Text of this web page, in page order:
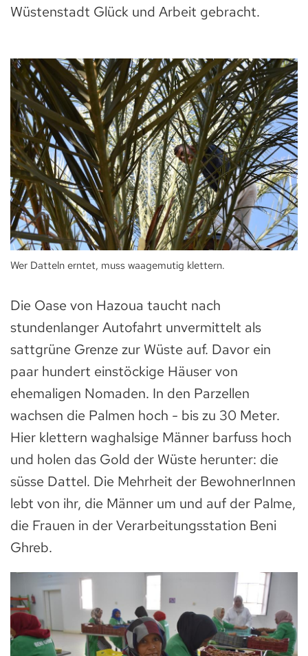
Wüstenstadt Glück und Arbeit gebracht.
Wer Datteln erntet, muss waagemutig klettern.
Die Oase von Hazoua taucht nach
stundenlanger Autofahrt unvermittelt als
sattgrüne Grenze zur Wüste auf. Davor ein
paar hundert einstöckige Häuser von
ehemaligen Nomaden. In den Parzellen
wachsen die Palmen hoch - bis zu 30 Meter.
Hier klettern waghalsige Männer barfuss hoch
und holen das Gold der Wüste herunter: die
süsse Dattel. Die Mehrheit der BewohnerInnen
lebt von ihr, die Männer um und auf der Palme,
die Frauen in der Verarbeitungsstation Beni
Ghreb.